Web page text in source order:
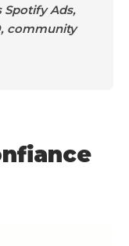
Spotify Ads,
community